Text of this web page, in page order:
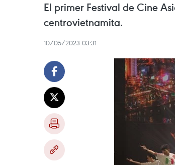
El primer Festival de Cine
centrovietnamita.
10/05/2023 03:31